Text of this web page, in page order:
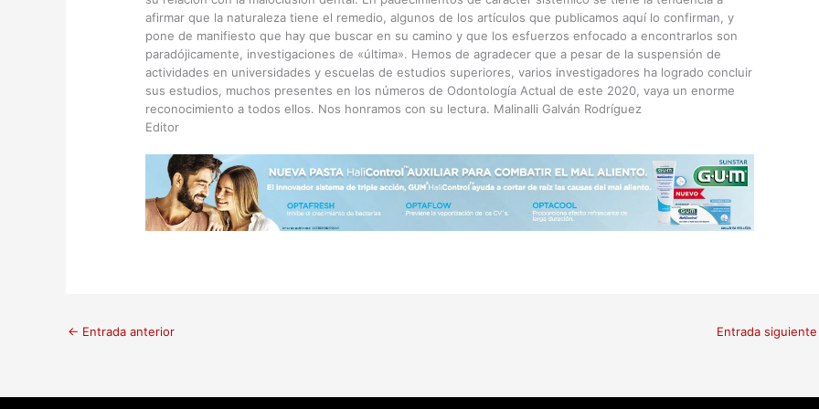
afirmar que la naturaleza tiene el remedio, algunos de los artículos que publicamos aquí lo confirman, y
pone de manifiesto que hay que buscar en su camino y que los esfuerzos enfocado a encontrarlos son
paradójicamente, investigaciones de «última». Hemos de agradecer que a pesar de la suspensión de
actividades en universidades y escuelas de estudios superiores, varios investigadores ha logrado concluir
sus estudios, muchos presentes en los números de Odontología Actual de este 2020, vaya un enorme
reconocimiento a todos ellos. Nos honramos con su lectura. Malinalli Galván Rodríguez
Editor
← Entrada anterior Entrada